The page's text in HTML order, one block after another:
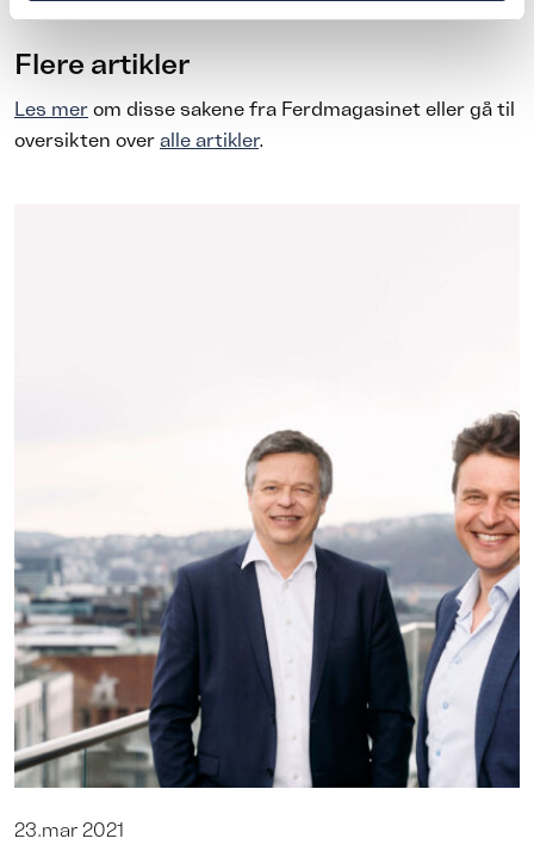
Flere artikler
Les mer om disse sakene fra Ferdmagasinet eller gå til
oversikten over alle artikler.
23.mar 2021